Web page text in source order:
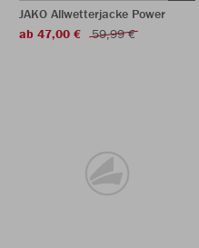
JAKO Allwetterjacke Power
ab 47,00 €
59,99 €